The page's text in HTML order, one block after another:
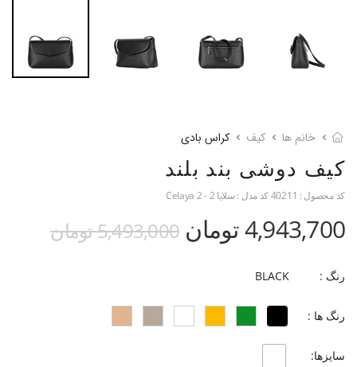
خانم ها کیف کراس بادی
کیف دوشی بند بلند
کد محصول : 40211کد مدل : سلایا 2 - Celaya 2
4,943,700 تومان 5,493,000 تومان
رنگ : BLACK
رنگ ها :
سایزها: